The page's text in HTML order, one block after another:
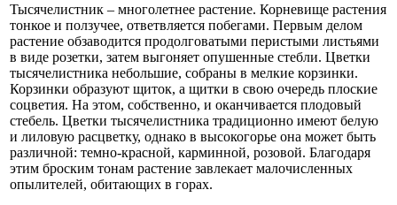
Тысячелистник – многолетнее растение. Корневище растения
тонкое и ползучее, ответвляется побегами. Первым делом
растение обзаводится продолговатыми перистыми листьями
в виде розетки, затем выгоняет опушенные стебли. Цветки
тысячелистника небольшие, собраны в мелкие корзинки.
Корзинки образуют щиток, а щитки в свою очередь плоские
соцветия. На этом, собственно, и оканчивается плодовый
стебель. Цветки тысячелистника традиционно имеют белую
и лиловую расцветку, однако в высокогорье она может быть
различной: темно-красной, карминной, розовой. Благодаря
этим броским тонам растение завлекает малочисленных
опылителей, обитающих в горах.